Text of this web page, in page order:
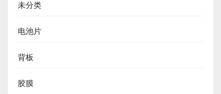
未分类
电池片
背板
胶膜